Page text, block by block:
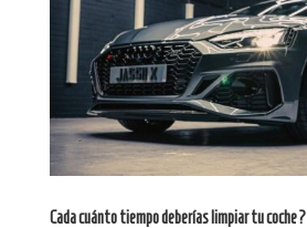
Cada cuánto tiempo deberías limpiar tu coche?